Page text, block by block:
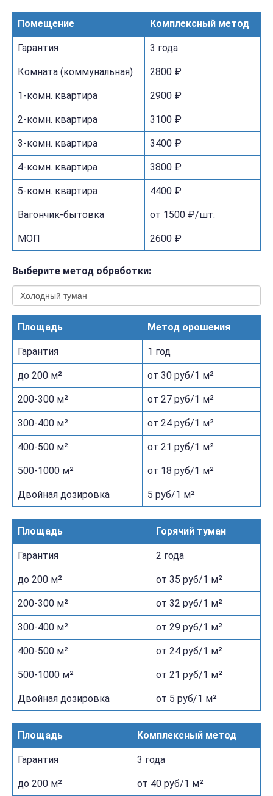
Помещение Комплексный метод
Гарантия 3 года
Комната (коммунальная) 2800 ₽
1-комн. квартира 2900 ₽
2-комн. квартира 3100 ₽
3-комн. квартира 3400 ₽
4-комн. квартира 3800 ₽
5-комн. квартира 4400 ₽
Вагончик-бытовка от 1500 ₽/шт.
МОП 2600 ₽
Выберите метод обработки:
Площадь Метод орошения
Гарантия 1 год
до 200 м² от 30 руб/1 м²
200-300 м² от 27 руб/1 м²
300-400 м² от 24 руб/1 м²
400-500 м² от 21 руб/1 м²
500-1000 м² от 18 руб/1 м²
Двойная дозировка 5 руб/1 м²
Площадь Горячий туман
Гарантия 2 года
до 200 м² от 35 руб/1 м²
200-300 м² от 32 руб/1 м²
300-400 м² от 29 руб/1 м²
400-500 м² от 24 руб/1 м²
500-1000 м² от 21 руб/1 м²
Двойная дозировка от 5 руб/1 м²
Площадь Комплексный метод
Гарантия 3 года
до 200 м² от 40 руб/1 м²